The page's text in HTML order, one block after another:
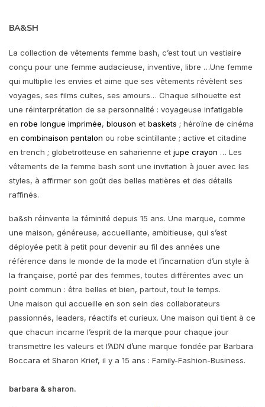
BA&SH
La collection de vêtements femme bash, c’est tout un vestiaire
conçu pour une femme audacieuse, inventive, libre …Une femme
qui multiplie les envies et aime que ses vêtements révèlent ses
voyages, ses films cultes, ses amours… Chaque silhouette est
une réinterprétation de sa personnalité : voyageuse infatigable
en robe longue imprimée, blouson et baskets ; héroïne de cinéma
en combinaison pantalon ou robe scintillante ; active et citadine
en trench ; globetrotteuse en saharienne et jupe crayon … Les
vêtements de la femme bash sont une invitation à jouer avec les
styles, à affirmer son goût des belles matières et des détails
raffinés.
ba&sh réinvente la féminité depuis 15 ans. Une marque, comme
une maison, généreuse, accueillante, ambitieuse, qui s’est
déployée petit à petit pour devenir au fil des années une
référence dans le monde de la mode et l’incarnation d’un style à
la française, porté par des femmes, toutes différentes avec un
point commun : être belles et bien, partout, tout le temps.
Une maison qui accueille en son sein des collaborateurs
passionnés, leaders, réactifs et curieux. Une maison qui tient à ce
que chacun incarne l’esprit de la marque pour chaque jour
transmettre les valeurs et l’ADN d’une marque fondée par Barbara
Boccara et Sharon Krief, il y a 15 ans : Family-Fashion-Business.
barbara & sharon.